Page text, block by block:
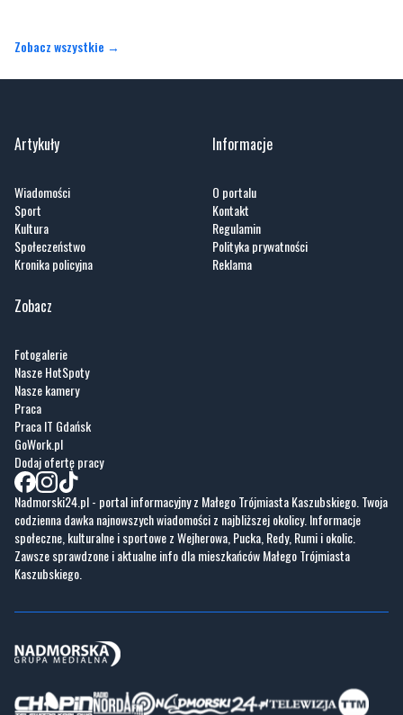
Zobacz wszystkie →
Artykuły
Wiadomości
Sport
Kultura
Społeczeństwo
Kronika policyjna
Informacje
O portalu
Kontakt
Regulamin
Polityka prywatności
Reklama
Zobacz
Fotogalerie
Nasze HotSpoty
Nasze kamery
Praca
Praca IT Gdańsk
GoWork.pl
Dodaj ofertę pracy
Nadmorski24.pl - portal informacyjny z Małego Trójmiasta Kaszubskiego. Twoja
codzienna dawka najnowszych wiadomości z najbliższej okolicy. Informacje
społeczne, kulturalne i sportowe z Wejherowa, Pucka, Redy, Rumi i okolic.
Zawsze sprawdzone i aktualne info dla mieszkańców Małego Trójmiasta
Kaszubskiego.